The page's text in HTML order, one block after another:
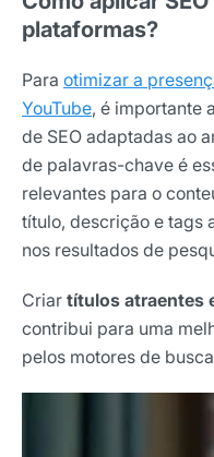
plataformas?
Para otimizar a
YouTube, é importante
de SEO adaptadas ao
de palavras-chave é
relevantes para o
título, descrição e tags
nos resultados de
Criar títulos atraentes
contribui para uma
pelos motores de
Nome
E-mail
Selecione sua área
nossas comunicações